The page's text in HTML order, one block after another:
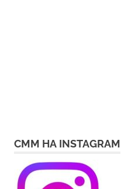
СММ НА INSTAGRAM